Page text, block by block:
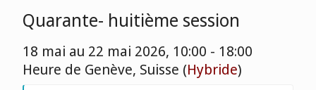
Quarante- huitième session
18 mai au 22 mai 2026, 10:00 - 18:00
Heure de Genève, Suisse (Hybride)